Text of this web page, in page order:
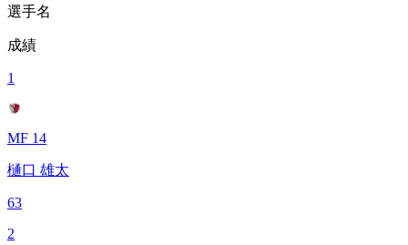
選手名
成績
1
MF 14
樋口 雄太
63
2